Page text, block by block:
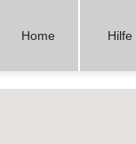
Home Hilfe